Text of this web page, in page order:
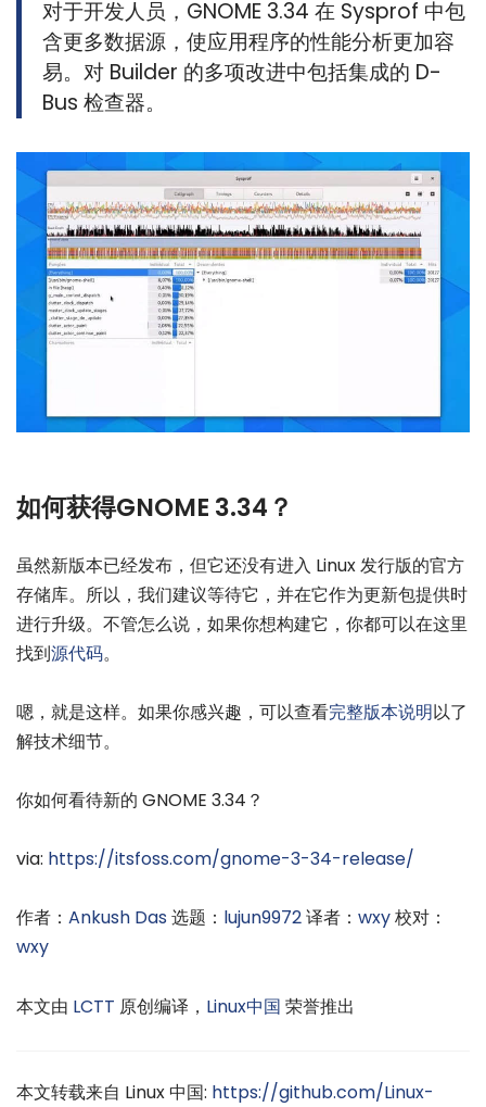
对于开发人员，GNOME 3.34 在 Sysprof 中包
含更多数据源，使应用程序的性能分析更加容
易。对 Builder 的多项改进中包括集成的 D-
Bus 检查器。
如何获得GNOME 3.34？
虽然新版本已经发布，但它还没有进入 Linux 发行版的官方
存储库。所以，我们建议等待它，并在它作为更新包提供时
进行升级。不管怎么说，如果你想构建它，你都可以在这里
找到源代码。
嗯，就是这样。如果你感兴趣，可以查看完整版本说明以了
解技术细节。
你如何看待新的 GNOME 3.34？
via: https://itsfoss.com/gnome-3-34-release/
作者： Ankush Das 选题： lujun9972译者： wxy校对：
wxy
本文由 LCTT 原创编译， Linux中国 荣誉推出
本文转载来自 Linux 中国: https://github.com/Linux-